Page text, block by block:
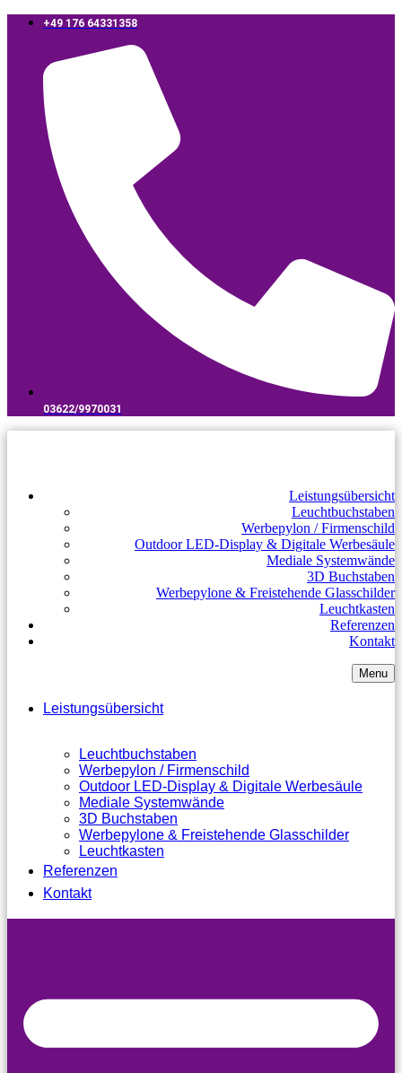
‪+49 176 64331358‬
03622/9970031​
Leistungsübersicht
Leuchtbuchstaben
Werbepylon / Firmenschild
Outdoor LED-Display & Digitale Werbesäule
Mediale Systemwände
3D Buchstaben
Werbepylone & Freistehende Glasschilder
Leuchtkasten
Referenzen
Kontakt
Menu
Leistungsübersicht
Leuchtbuchstaben
Werbepylon / Firmenschild
Outdoor LED-Display & Digitale Werbesäule
Mediale Systemwände
3D Buchstaben
Werbepylone & Freistehende Glasschilder
Leuchtkasten
Referenzen
Kontakt